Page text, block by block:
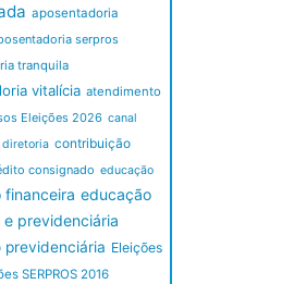
aposentadoria
serpros
tranquila
vitalícia atendimento
Eleições 2026 canal
diretoria contribuição
consignado educação
financeira educação
previdenciária
previdenciária Eleições
SERPROS 2016